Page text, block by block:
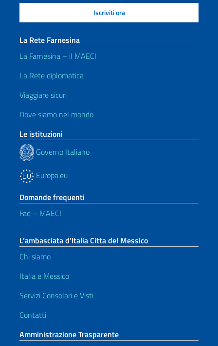
La Rete Farnesina
La Farnesina – il MAECI
La Rete diplomatica
Viaggiare sicuri
Dove siamo nel mondo
Le istituzioni
Governo Italiano
Europa.eu
Domande frequenti
Faq – MAECI
L’ambasciata d’Italia Citta del Messico
Chi siamo
Italia e Messico
Servizi Consolari e Visti
Contatti
Amministrazione Trasparente